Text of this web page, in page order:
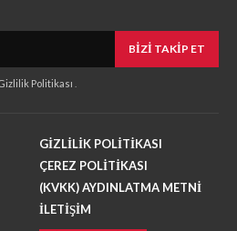
BIZI TAKIP ET
Politikası
GİZLİLİK POLİTİKASI
ÇEREZ POLİTİKASI
(KVKK) AYDINLATMA METNİ
İLETİŞİM